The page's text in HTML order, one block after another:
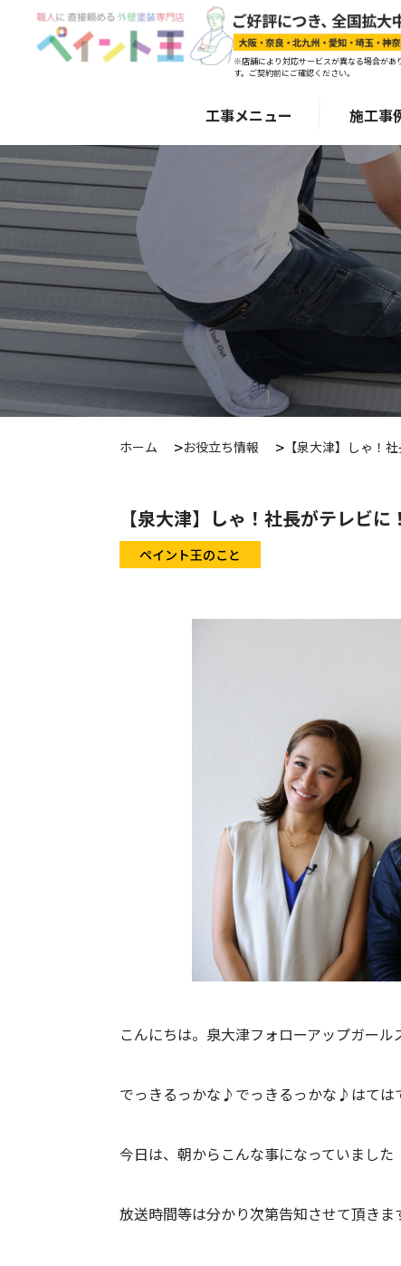
※店舗により対応サービスが異なる場合があ
す。ご契約前にご確認ください。
工事メニュー 施工事
ホーム お役立ち情報 【泉大津】しゃ！
【泉大津】しゃ！社長がテレビ
ペイント王のこと
こんにちは。泉大津フォローアップガール
でっきるっかな♪でっきるっかな♪はては
今日は、朝からこんな事になっていました
放送時間等は分かり次第告知させて頂き